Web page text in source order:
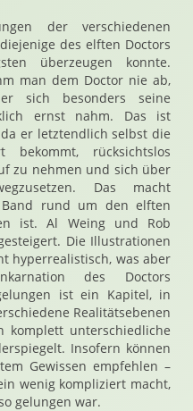
der verschiedenen
des elften Doctors
überzeugen konnte.
man dem Doctor nie ab,
sich besonders seine
ernst nahm. Das ist
er letztendlich selbst die
bekommt, rücksichtslos
zu nehmen und sich über
Das macht
Band rund um den elften
ist. Al Weing und Rob
Die Illustrationen
hyperrealistisch, was aber
des Doctors
ist ein Kapitel, in
Realitätsebenen
komplett unterschiedliche
Insofern können
Gewissen empfehlen –
wenig kompliziert macht,
gelungen war.